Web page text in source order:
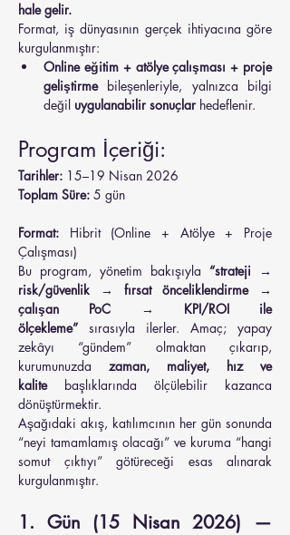
hale gelir.
Format, iş dünyasının gerçek ihtiyacına göre
kurgulanmıştır:
Online eğitim + atölye çalışması + proje
geliştirme bileşenleriyle, yalnızca bilgi
değil uygulanabilir sonuçlar hedeflenir.
Program İçeriği:
Tarihler: 15–19 Nisan 2026
Toplam Süre: 5 gün
Format: Hibrit (Online + Atölye + Proje
Çalışması)
Bu program, yönetim bakışıyla “strateji →
risk/güvenlik → fırsat önceliklendirme →
çalışan PoC → KPI/ROI ile
ölçekleme” sırasıyla ilerler. Amaç; yapay
zekâyı “gündem” olmaktan çıkarıp,
kurumunuzda zaman, maliyet, hız ve
kalite başlıklarında ölçülebilir kazanca
dönüştürmektir.
Aşağıdaki akış, katılımcının her gün sonunda
“neyi tamamlamış olacağı” ve kuruma “hangi
somut çıktıyı” götüreceği esas alınarak
kurgulanmıştır.
1. Gün (15 Nisan 2026) —